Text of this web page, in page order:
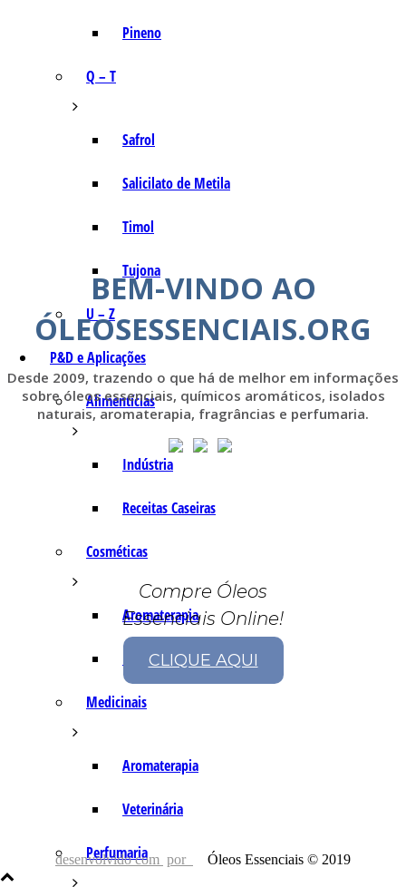
Pineno
Q – T
Safrol
Salicilato de Metila
Timol
Tujona
U – Z
P&D e Aplicações
Alimentícias
Indústria
Receitas Caseiras
Cosméticas
Aromaterapia
Fórmulas Caseiras
Medicinais
Aromaterapia
Veterinária
Perfumaria
BEM-VINDO AO
ÓLEOSESSENCIAIS.ORG
Desde 2009, trazendo o que há de melhor em informações
sobre óleos essenciais, químicos aromáticos, isolados
naturais, aromaterapia, fragrâncias e perfumaria.
Compre Óleos
Essenciais Online!
CLIQUE AQUI
desenvolvido com por Óleos Essenciais © 2019